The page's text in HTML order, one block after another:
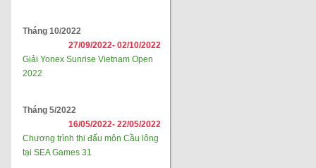
Tháng 10/2022
27/09/2022- 02/10/2022
Giải Yonex Sunrise Vietnam Open
2022
Tháng 5/2022
16/05/2022- 22/05/2022
Chương trình thi đấu môn Cầu lông
tại SEA Games 31